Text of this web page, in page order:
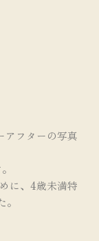
アフターの写真
に、4歳未満特